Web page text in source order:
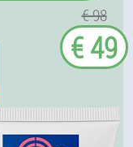
€ 98
€ 49